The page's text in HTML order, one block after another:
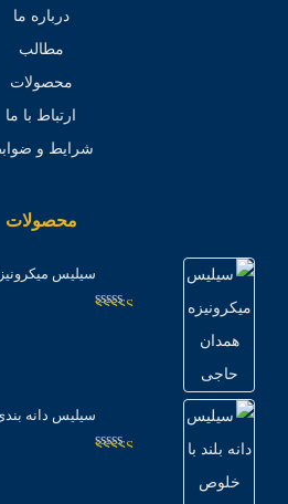
درباره ما
مطالب
محصولات
ارتباط با ما
شرایط و
محصولات
سیلیس
سیلیس دانه بندی